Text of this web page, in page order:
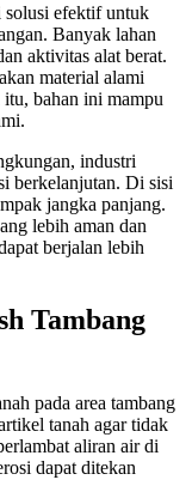
solusi efektif untuk
Banyak lahan
aktivitas alat berat.
material alami
bahan ini mampu
industri
berkelanjutan. Di sisi
jangka panjang.
lebih aman dan
berjalan lebih
Tambang
pada area tambang
tanah agar tidak
aliran air di
dapat ditekan